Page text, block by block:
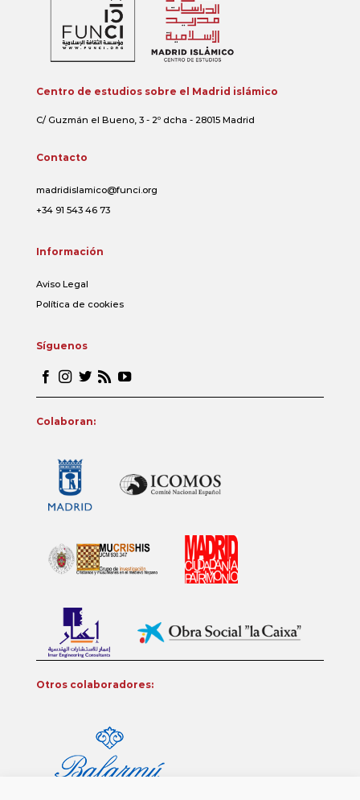
Centro de estudios sobre el Madrid islámico
C/ Guzmán el Bueno, 3 - 2º dcha - 28015 Madrid
Contacto
madridislamico@funci.org
+34 91 543 46 73
Información
Aviso Legal
Política de cookies
Síguenos
Colaboran:
Otros colaboradores: